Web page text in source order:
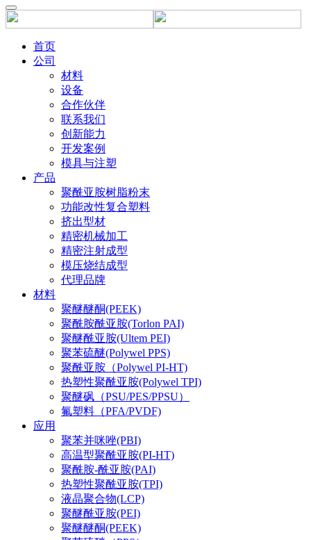
首页
公司
材料
设备
合作伙伴
联系我们
创新能力
开发案例
模具与注塑
产品
聚酰亚胺树脂粉末
功能改性复合塑料
挤出型材
精密机械加工
精密注射成型
模压烧结成型
代理品牌
材料
聚醚醚酮(PEEK)
聚酰胺酰亚胺(Torlon PAI)
聚醚酰亚胺(Ultem PEI)
聚苯硫醚(Polywel PPS)
聚酰亚胺（Polywel PI-HT)
热塑性聚酰亚胺(Polywel TPI)
聚醚砜（PSU/PES/PPSU）
氟塑料（PFA/PVDF)
应用
聚苯并咪唑(PBI)
高温型聚酰亚胺(PI-HT)
聚酰胺-酰亚胺(PAI)
热塑性聚酰亚胺(TPI)
液晶聚合物(LCP)
聚醚酰亚胺(PEI)
聚醚醚酮(PEEK)